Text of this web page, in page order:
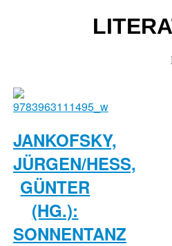
JANKOFSKY,
JÜRGEN/HESS,
GÜNTER
(HG.):
SONNENTANZ